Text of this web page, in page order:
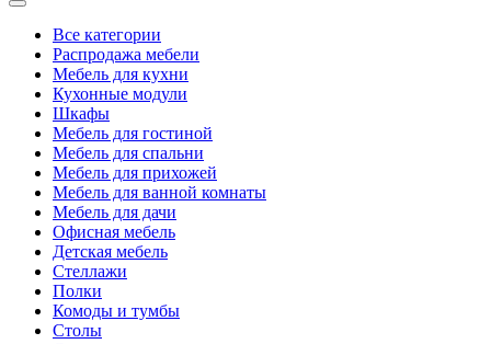
Все категории
Распродажа мебели
Мебель для кухни
Кухонные модули
Шкафы
Мебель для гостиной
Мебель для спальни
Мебель для прихожей
Мебель для ванной комнаты
Мебель для дачи
Офисная мебель
Детская мебель
Стеллажи
Полки
Комоды и тумбы
Столы